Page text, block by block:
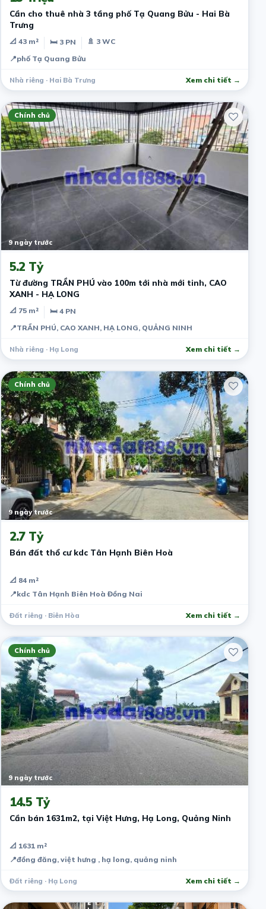
Cần cho thuê nhà 3 tầng phố Tạ Quang Bửu - Hai Bà
Trưng
📐 43 m² 🛏 3 PN
🚿 3 WC
📍phố Tạ Quang Bửu
Nhà riêng · Hai Bà Trưng Xem chi tiết →
Chính chủ
9 ngày trước
5.2 Tỷ
Từ đường TRẦN PHÚ vào 100m tới nhà mới tinh, CAO
XANH - HẠ LONG
📐 75 m²
🛏 4 PN
📍TRẦN PHÚ, CAO XANH, HẠ LONG, QUẢNG NINH
Nhà riêng · Hạ Long Xem chi tiết →
Chính chủ
9 ngày trước
2.7 Tỷ
Bán đất thổ cư kdc Tân Hạnh Biên Hoà
📐 84 m²
📍kdc Tân Hạnh Biên Hoà Đồng Nai
Đất riêng · Biên Hòa Xem chi tiết →
Chính chủ
9 ngày trước
14.5 Tỷ
Cần bán 1631m2, tại Việt Hưng, Hạ Long, Quảng Ninh
📐 1631 m²
📍đồng đăng, việt hưng , hạ long, quảng ninh
Đất riêng · Hạ Long Xem chi tiết →